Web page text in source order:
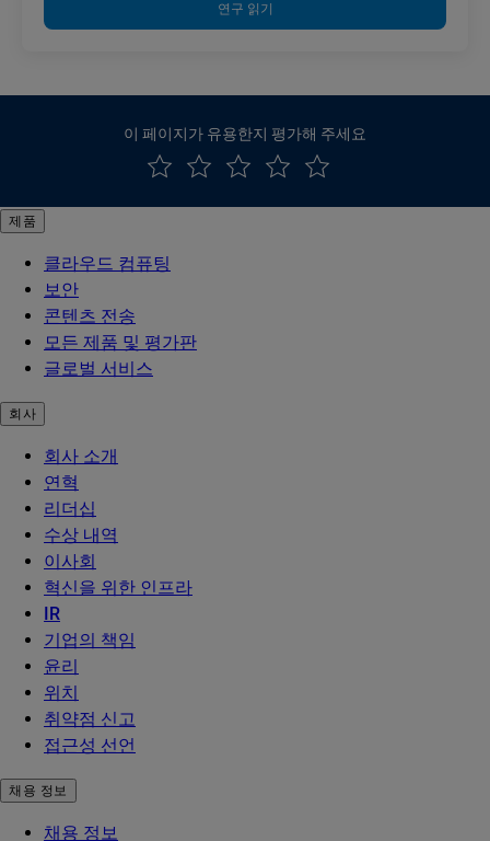
연구 읽기
이 페이지가 유용한지 평가해 주세요
제품
클라우드 컴퓨팅
보안
콘텐츠 전송
모든 제품 및 평가판
글로벌 서비스
회사
회사 소개
연혁
리더십
수상 내역
이사회
혁신을 위한 인프라
IR
기업의 책임
윤리
위치
취약점 신고
접근성 선언
채용 정보
채용 정보